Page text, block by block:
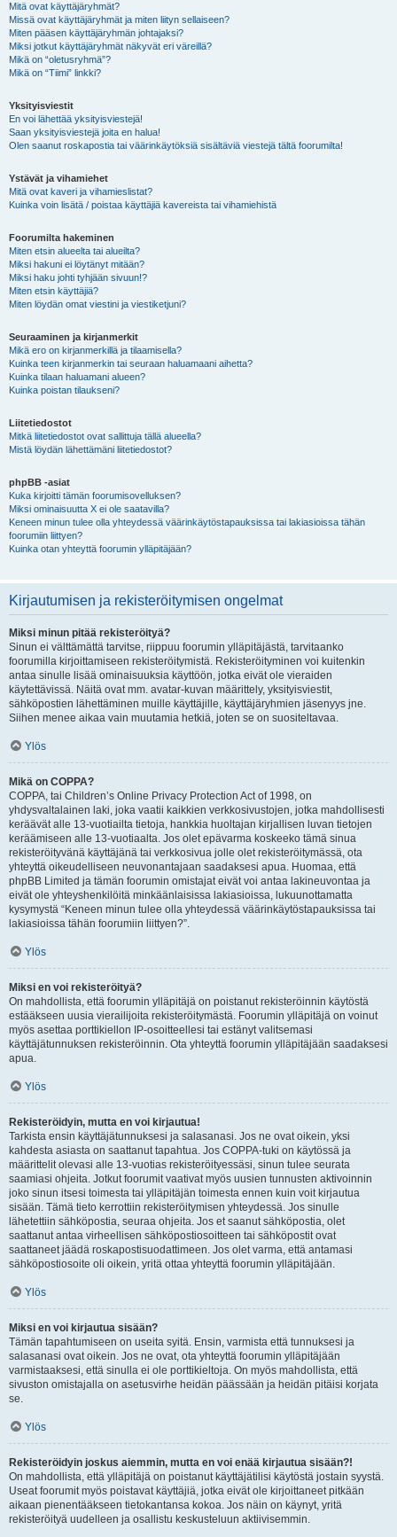
Mitä ovat käyttäjäryhmät?
Missä ovat käyttäjäryhmät ja miten liityn sellaiseen?
Miten pääsen käyttäjäryhmän johtajaksi?
Miksi jotkut käyttäjäryhmät näkyvät eri väreillä?
Mikä on “oletusryhmä”?
Mikä on “Tiimi” linkki?
Yksityisviestit
En voi lähettää yksityisviestejä!
Saan yksityisviestejä joita en halua!
Olen saanut roskapostia tai väärinkäytöksiä sisältäviä viestejä tältä foorumilta!
Ystävät ja vihamiehet
Mitä ovat kaveri ja vihamieslistat?
Kuinka voin lisätä / poistaa käyttäjiä kavereista tai vihamiehistä
Foorumilta hakeminen
Miten etsin alueelta tai alueilta?
Miksi hakuni ei löytänyt mitään?
Miksi haku johti tyhjään sivuun!?
Miten etsin käyttäjiä?
Miten löydän omat viestini ja viestiketjuni?
Seuraaminen ja kirjanmerkit
Mikä ero on kirjanmerkillä ja tilaamisella?
Kuinka teen kirjanmerkin tai seuraan haluamaani aihetta?
Kuinka tilaan haluamani alueen?
Kuinka poistan tilaukseni?
Liitetiedostot
Mitkä liitetiedostot ovat sallittuja tällä alueella?
Mistä löydän lähettämäni liitetiedostot?
phpBB -asiat
Kuka kirjoitti tämän foorumisovelluksen?
Miksi ominaisuutta X ei ole saatavilla?
Keneen minun tulee olla yhteydessä väärinkäytöstapauksissa tai lakiasioissa tähän
foorumiin liittyen?
Kuinka otan yhteyttä foorumin ylläpitäjään?
Kirjautumisen ja rekisteröitymisen ongelmat
Miksi minun pitää rekisteröityä?
Sinun ei välttämättä tarvitse, riippuu foorumin ylläpitäjästä, tarvitaanko
foorumilla kirjoittamiseen rekisteröitymistä. Rekisteröityminen voi kuitenkin
antaa sinulle lisää ominaisuuksia käyttöön, jotka eivät ole vieraiden
käytettävissä. Näitä ovat mm. avatar-kuvan määrittely, yksityisviestit,
sähköpostien lähettäminen muille käyttäjille, käyttäjäryhmien jäsenyys jne.
Siihen menee aikaa vain muutamia hetkiä, joten se on suositeltavaa.
Ylös
Mikä on COPPA?
COPPA, tai Children’s Online Privacy Protection Act of 1998, on
yhdysvaltalainen laki, joka vaatii kaikkien verkkosivustojen, jotka mahdollisesti
keräävät alle 13-vuotiailta tietoja, hankkia huoltajan kirjallisen luvan tietojen
keräämiseen alle 13-vuotiaalta. Jos olet epävarma koskeeko tämä sinua
rekisteröityvänä käyttäjänä tai verkkosivua jolle olet rekisteröitymässä, ota
yhteyttä oikeudelliseen neuvonantajaan saadaksesi apua. Huomaa, että
phpBB Limited ja tämän foorumin omistajat eivät voi antaa lakineuvontaa ja
eivät ole yhteyshenkilöitä minkäänlaisissa lakiasioissa, lukuunottamatta
kysymystä “Keneen minun tulee olla yhteydessä väärinkäytöstapauksissa tai
lakiasioissa tähän foorumiin liittyen?”.
Ylös
Miksi en voi rekisteröityä?
On mahdollista, että foorumin ylläpitäjä on poistanut rekisteröinnin käytöstä
estääkseen uusia vierailijoita rekisteröitymästä. Foorumin ylläpitäjä on voinut
myös asettaa porttikiellon IP-osoitteellesi tai estänyt valitsemasi
käyttäjätunnuksen rekisteröinnin. Ota yhteyttä foorumin ylläpitäjään saadaksesi
apua.
Ylös
Rekisteröidyin, mutta en voi kirjautua!
Tarkista ensin käyttäjätunnuksesi ja salasanasi. Jos ne ovat oikein, yksi
kahdesta asiasta on saattanut tapahtua. Jos COPPA-tuki on käytössä ja
määrittelit olevasi alle 13-vuotias rekisteröityessäsi, sinun tulee seurata
saamiasi ohjeita. Jotkut foorumit vaativat myös uusien tunnusten aktivoinnin
joko sinun itsesi toimesta tai ylläpitäjän toimesta ennen kuin voit kirjautua
sisään. Tämä tieto kerrottiin rekisteröitymisen yhteydessä. Jos sinulle
lähetettiin sähköpostia, seuraa ohjeita. Jos et saanut sähköpostia, olet
saattanut antaa virheellisen sähköpostiosoitteen tai sähköpostit ovat
saattaneet jäädä roskapostisuodattimeen. Jos olet varma, että antamasi
sähköpostiosoite oli oikein, yritä ottaa yhteyttä foorumin ylläpitäjään.
Ylös
Miksi en voi kirjautua sisään?
Tämän tapahtumiseen on useita syitä. Ensin, varmista että tunnuksesi ja
salasanasi ovat oikein. Jos ne ovat, ota yhteyttä foorumin ylläpitäjään
varmistaaksesi, että sinulla ei ole porttikieltoja. On myös mahdollista, että
sivuston omistajalla on asetusvirhe heidän päässään ja heidän pitäisi korjata
se.
Ylös
Rekisteröidyin joskus aiemmin, mutta en voi enää kirjautua sisään?!
On mahdollista, että ylläpitäjä on poistanut käyttäjätilisi käytöstä jostain syystä.
Useat foorumit myös poistavat käyttäjiä, jotka eivät ole kirjoittaneet pitkään
aikaan pienentääkseen tietokantansa kokoa. Jos näin on käynyt, yritä
rekisteröityä uudelleen ja osallistu keskusteluun aktiivisemmin.